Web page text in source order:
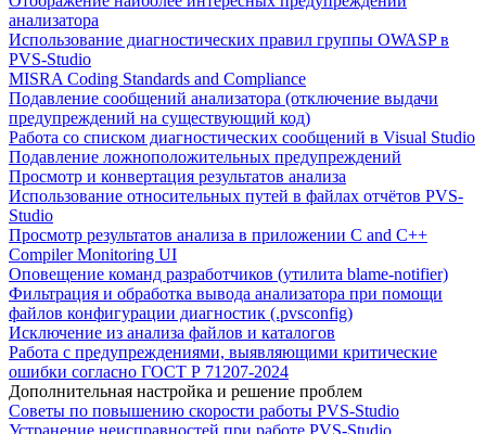
анализатора
Использование диагностических правил группы OWASP в
PVS-Studio
MISRA Coding Standards and Compliance
Подавление сообщений анализатора (отключение выдачи
предупреждений на существующий код)
Работа со списком диагностических сообщений в Visual Studio
Подавление ложноположительных предупреждений
Просмотр и конвертация результатов анализа
Использование относительных путей в файлах отчётов PVS-
Studio
Просмотр результатов анализа в приложении C and C++
Compiler Monitoring UI
Оповещение команд разработчиков (утилита blame-notifier)
Фильтрация и обработка вывода анализатора при помощи
файлов конфигурации диагностик (.pvsconfig)
Исключение из анализа файлов и каталогов
Работа с предупреждениями, выявляющими критические
ошибки согласно ГОСТ Р 71207-2024
Дополнительная настройка и решение проблем
Советы по повышению скорости работы PVS-Studio
Устранение неисправностей при работе PVS-Studio